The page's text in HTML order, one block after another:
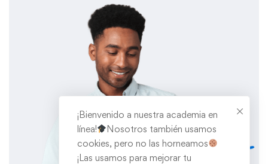
¡Bienvenido a nuestra academia en
línea!
Nosotros también usamos
cookies, pero no las horneamos
¡Las usamos para mejorar tu